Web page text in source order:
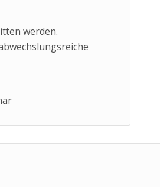
werden.